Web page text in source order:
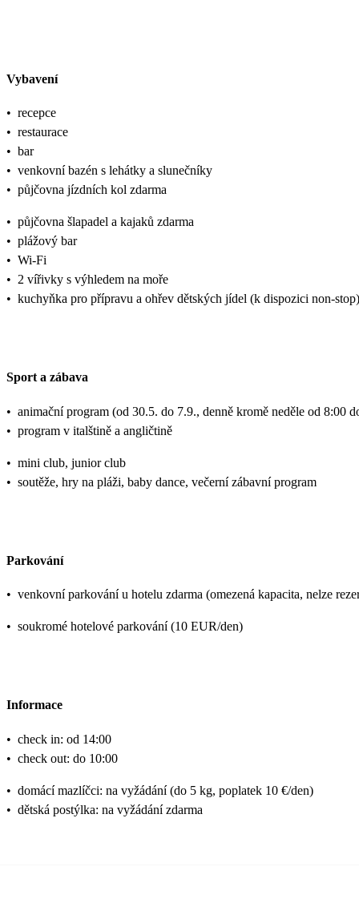
Vybavení
• recepce
• restaurace
• bar
• venkovní bazén s lehátky a slunečníky
• půjčovna jízdních kol zdarma
• půjčovna šlapadel a kajaků zdarma
• plážový bar
• Wi-Fi
• 2 vířivky s výhledem na moře
• kuchyňka pro přípravu a ohřev dětských jídel (k dispozici non-stop)
Sport a zábava
• animační program (od 30.5. do 7.9., denně kromě neděle od 8:00
• program v italštině a angličtině
• mini club, junior club
• soutěže, hry na pláži, baby dance, večerní zábavní program
Parkování
• venkovní parkování u hotelu zdarma (omezená kapacita, nelze
• soukromé hotelové parkování (10 EUR/den)
Informace
• check in: od 14:00
• check out: do 10:00
• domácí mazlíčci: na vyžádání (do 5 kg, poplatek 10 €/den)
• dětská postýlka: na vyžádání zdarma